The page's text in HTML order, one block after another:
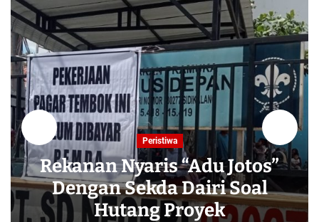
Peristiwa
Rekanan Nyaris “Adu Jotos”
Dengan Sekda Dairi Soal
Hutang Proyek